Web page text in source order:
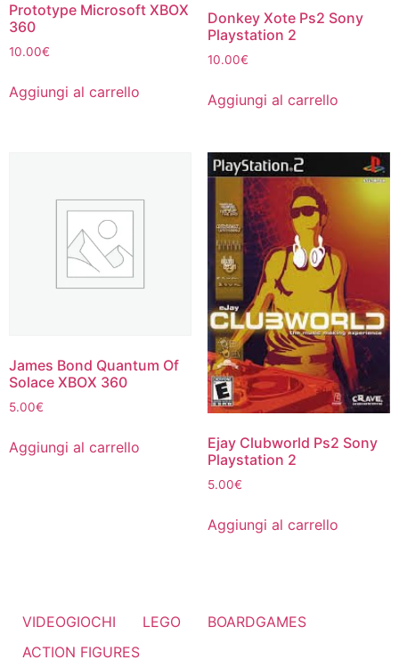
Prototype Microsoft XBOX
360
10.00€
Aggiungi al carrello
Donkey Xote Ps2 Sony
Playstation 2
10.00€
Aggiungi al carrello
James Bond Quantum Of
Solace XBOX 360
5.00€
Aggiungi al carrello
Ejay Clubworld Ps2 Sony
Playstation 2
5.00€
Aggiungi al carrello
VIDEOGIOCHI LEGO
BOARDGAMES
ACTION FIGURES